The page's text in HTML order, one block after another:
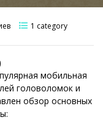
1 category
мобильная
головоломок и
обзор основных